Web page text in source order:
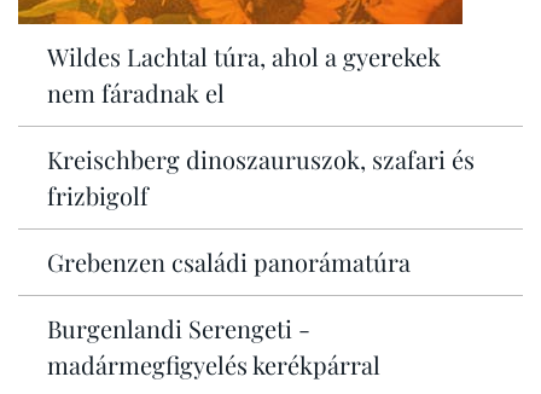
Wildes Lachtal túra, ahol a gyerekek
nem fáradnak el
Kreischberg dinoszauruszok, szafari és
frizbigolf
Grebenzen családi panorámatúra
Burgenlandi Serengeti -
madármegfigyelés kerékpárral